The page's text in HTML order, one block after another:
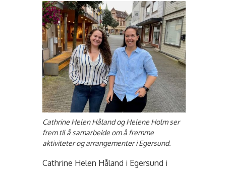
Cathrine Helen Håland og Helene Holm ser
frem til å samarbeide om å fremme
aktiviteter og arrangementer i Egersund.
Cathrine Helen Håland i Egersund i